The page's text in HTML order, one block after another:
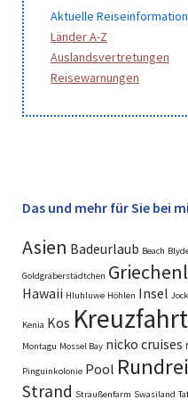
Aktuelle
Länder A-Z
Auslandsvertretungen
Reisewarnungen
Das und mehr für Sie bei
Asien Badeurlaub Beach
Goldgräberstädtchen
Hawaii Hluhluwe Höhlen Insel Jock
Kenia Kos Kreuzfahrt
Montagu Mossel Bay nicko cruises
Pinguinkolonie Pool
Strand Straußenfarm Swasiland